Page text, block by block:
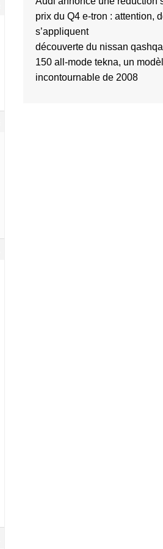
prix du Q4 e-tron : attention,
s’appliquent
découverte du nissan
150 all-mode tekna, un
incontournable de 2008